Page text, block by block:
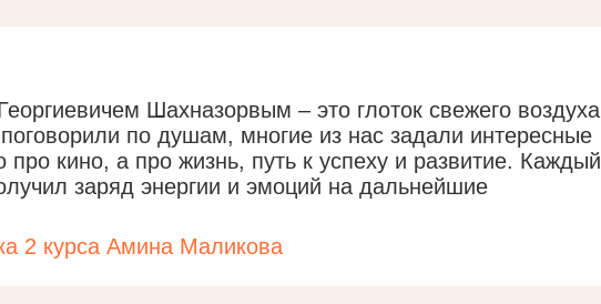
Шахназорвым – это глоток свежего воздуха
по душам, многие из нас задали интересные
про кино, а про жизнь, путь к успеху и развитие. Каждый
заряд энергии и эмоций на дальнейшие
2 курса Амина Маликова